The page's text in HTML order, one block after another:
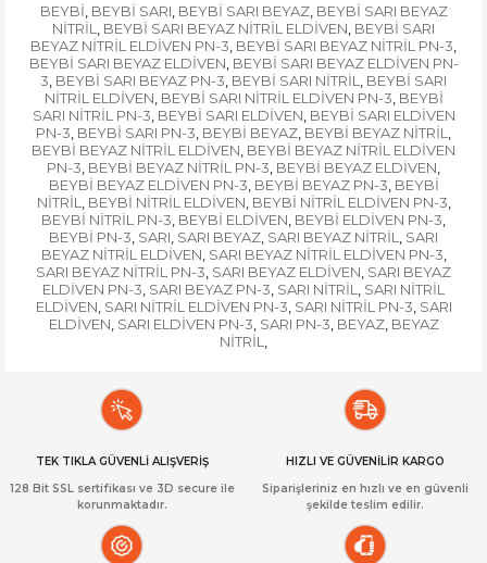
BEYBİ BEYBİ SARI BEYBİ SARI BEYAZ, BEYBİ SARI BEYAZ
NİTRİL
BEYBİ SARI BEYAZ NİTRİL ELDİVEN BEYBİ SARI
BEYAZ NİTRİL ELDİVEN PN-3 BEYBİ SARI BEYAZ NİTRİL PN-3
BEYBİ SARI BEYAZ ELDİVEN BEYBİ SARI BEYAZ ELDİVEN PN-
3 BEYBİ SARI BEYAZ PN-3 BEYBİ SARI NİTRİL
BEYBİ SARI
NİTRİL ELDİVEN BEYBİ SARI NİTRİL ELDİVEN PN-3 BEYBİ
SARI NİTRİL PN-3 BEYBİ SARI ELDİVEN BEYBİ SARI ELDİVEN
PN-3 BEYBİ SARI PN-3 BEYBİ BEYAZ BEYBİ BEYAZ NİTRİL
BEYBİ BEYAZ NİTRİL ELDİVEN BEYBİ BEYAZ NİTRİL ELDİVEN
PN-3 BEYBİ BEYAZ NİTRİL PN-3 BEYBİ BEYAZ ELDİVEN
BEYBİ BEYAZ ELDİVEN PN-3 BEYBİ BEYAZ PN-3 BEYBİ
NİTRİL
BEYBİ NİTRİL ELDİVEN BEYBİ NİTRİL ELDİVEN PN-3
BEYBİ NİTRİL PN-3 BEYBİ ELDİVEN BEYBİ ELDİVEN PN-3
BEYBİ PN-3 SARI SARI BEYAZ SARI BEYAZ NİTRİL
SARI
BEYAZ NİTRİL ELDİVEN SARI BEYAZ NİTRİL ELDİVEN PN-3
SARI BEYAZ NİTRİL PN-3 SARI BEYAZ ELDİVEN SARI BEYAZ
ELDİVEN PN-3 SARI BEYAZ PN-3 SARI NİTRİL
SARI NİTRİL
ELDİVEN SARI NİTRİL ELDİVEN PN-3 SARI NİTRİL PN-3 SARI
ELDİVEN SARI ELDİVEN PN-3 SARI PN-3 BEYAZ, BEYAZ
NİTRİL
TEK TIKLA GÜVENLİ ALIŞVERİŞ
128 Bit SSL sertifikası ve 3D secure ile
korunmaktadır.
HIZLI VE GÜVENİLİR KARGO
Siparişleriniz en hızlı ve en güvenli
şekilde teslim edilir.